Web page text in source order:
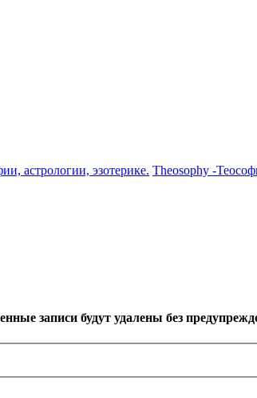
астрологии, эзотерике. Theosophy -
записи будут удалены без